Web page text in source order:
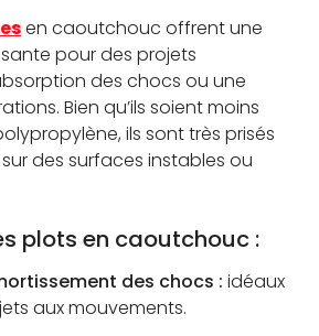
en caoutchouc offrent une
pour des projets
des chocs ou une
Bien qu’ils soient moins
ils sont très prisés
des surfaces instables ou
plots en caoutchouc :
des chocs : idéaux
aux mouvements.